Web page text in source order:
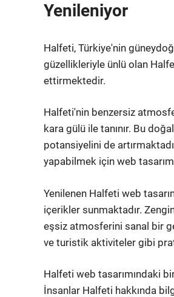
Yenileniyor
Halfeti, Türkiye'nin
güzellikleriyle ünlü olan
ettirmektedir.
Halfeti'nin benzersiz
kara gülü ile tanınır. Bu
potansiyelini de
yapabilmek için web
Yenilenen Halfeti web
içerikler sunmaktadır.
eşsiz atmosferini sanal bir
ve turistik aktiviteler gibi
Halfeti web tasarımındaki
İnsanlar Halfeti hakkında